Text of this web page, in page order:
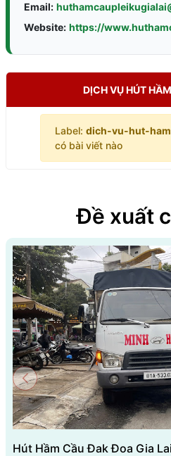
Email:
Website: https://
DỊCH VỤ HÚT
Label: dich-vu-hut-
có bài viết nào
Đề xuất
Hút Hầm Cầu Đak Đoa Gia